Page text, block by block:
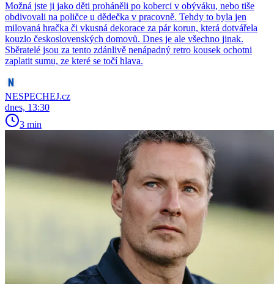
Možná jste ji jako děti proháněli po koberci v obýváku, nebo tiše
obdivovali na poličce u dědečka v pracovně. Tehdy to byla jen
milovaná hračka či vkusná dekorace za pár korun, která dotvářela
kouzlo československých domovů. Dnes je ale všechno jinak.
Sběratelé jsou za tento zdánlivě nenápadný retro kousek ochotni
zaplatit sumu, ze které se točí hlava.
NESPECHEJ.cz
dnes, 13:30
3 min